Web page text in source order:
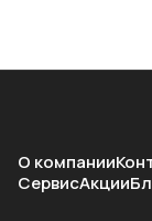
О компании
СервисАкции